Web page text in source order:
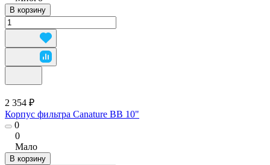
В корзину
2 354 ₽
Корпус фильтра Canature BB 10"
0
0
Мало
В корзину